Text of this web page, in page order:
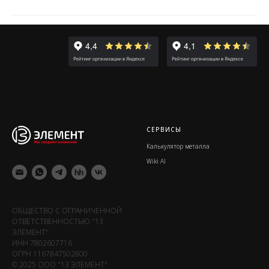
ОБЩЕСТВО С ОГРАНИЧЕННОЙ
ОТВЕТСТВЕННОСТЬЮ "13
ЭЛЕМЕНТ"
ИНН 7802607716
ОГРН 1167847502800
© 2025 ООО "13 ЭЛЕМЕНТ"
СЕРВИСЫ
Калькулятор металла
Wiki Al